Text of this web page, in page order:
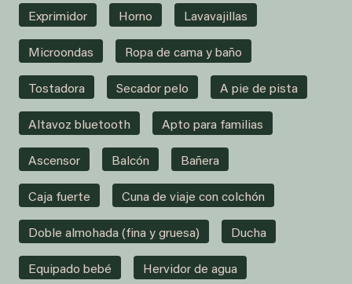
Exprimidor Horno Lavavajillas
Microondas Ropa de cama y baño
Tostadora Secador pelo A pie de pista
Altavoz bluetooth Apto para familias
Ascensor Balcón Bañera
Caja fuerte Cuna de viaje con colchón
Doble almohada (fina y gruesa) Ducha
Equipado bebé Hervidor de agua